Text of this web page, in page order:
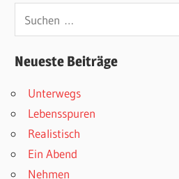
nach:
Neueste Beiträge
Unterwegs
Lebensspuren
Realistisch
Ein Abend
Nehmen